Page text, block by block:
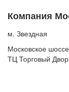
Компания
м. Звездная
Московское
ТЦ Торговый